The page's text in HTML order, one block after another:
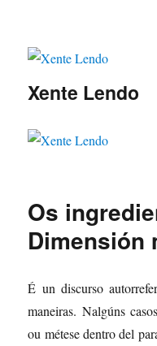
Xente Lendo
Os
Dimensión
É un discurso
maneiras. Nalgúns
ou métese dentro del